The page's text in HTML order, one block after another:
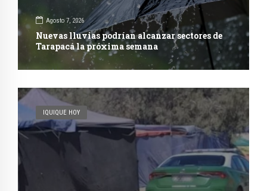
Agosto 7, 2026
Nuevas lluvias podrían alcanzar sectores de
Tarapacá la próxima semana
IQUIQUE HOY